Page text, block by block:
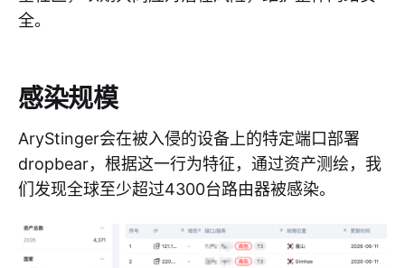
全。
感染规模
AryStinger会在被入侵的设备上的特定端口部署
dropbear，根据这一行为特征，通过资产测绘，我
们发现全球至少超过4300台路由器被感染。